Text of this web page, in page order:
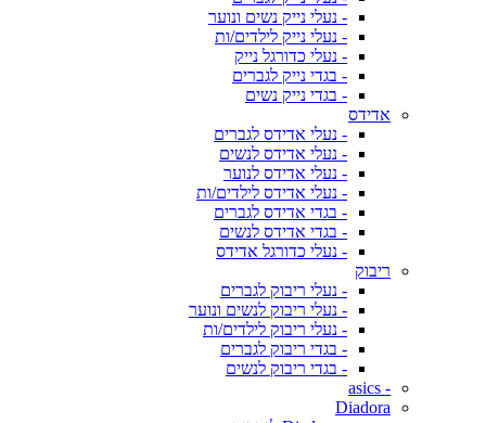
- נעלי נייק נשים ונוער
- נעלי נייק לילדים/ות
- נעלי כדורגל נייק
- בגדי נייק לגברים
- בגדי נייק נשים
אדידס
- נעלי אדידס לגברים
- נעלי אדידס לנשים
- נעלי אדידס לנוער
- נעלי אדידס לילדים/ות
- בגדי אדידס לגברים
- בגדי אדידס לנשים
- נעלי כדורגל אדידס
ריבוק
- נעלי ריבוק לגברים
- נעלי ריבוק לנשים ונוער
- נעלי ריבוק לילדים/ות
- בגדי ריבוק לגברים
- בגדי ריבוק לנשים
- asics
Diadora